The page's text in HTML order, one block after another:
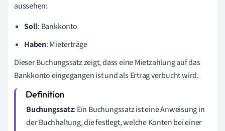
aussehen:
Soll: Bankkonto
Haben: Mieterträge
Dieser Buchungssatz zeigt, dass eine Mietzahlung auf das
Bankkonto eingegangen ist und als Ertrag verbucht wird.
Buchungssatz: Ein Buchungssatz ist eine Anweisung in
der Buchhaltung, die festlegt, welche Konten bei einer